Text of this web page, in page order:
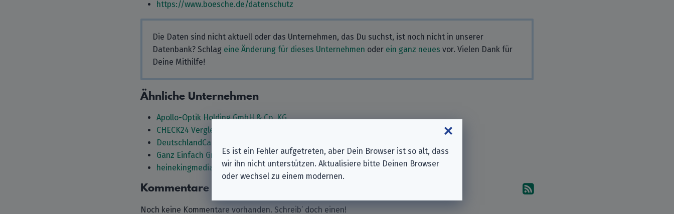
https://www.boesche.de/datenschutz
Die Daten sind nicht aktuell oder das Unternehmen, das Du suchst, ist noch nicht in unserer
Datenbank? Schlag eine Änderung für dieses Unternehmen oder ein ganz neues vor. Vielen Dank für
Deine Mithilfe!
Ähnliche Unternehmen
Apollo-Optik Holding GmbH & Co. KG
CHECK24 Vergleichsportal GmbH
DeutschlandCard GmbH
Ganz Einfach GmbH
heinekingmedia GmbH
Kommentare Abonniere die
Noch keine Kommentare vorhanden. Schreib’ doch einen!
Es ist ein Fehler aufgetreten, aber Dein Browser ist so alt, dass
wir ihn nicht unterstützen. Aktualisiere bitte Deinen Browser
oder wechsel zu einem modernen.